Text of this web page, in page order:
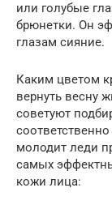
или голубые
брюнетки. Он
глазам сияние.
Каким цветом
вернуть весну
советуют
молодит леди
самых
кожи лица: